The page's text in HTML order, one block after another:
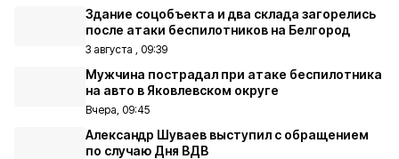
Здание соцобъекта и два склада загорелись
после атаки беспилотников на Белгород
3 августа , 09:39
Мужчина пострадал при атаке беспилотника
на авто в Яковлевском округе
Вчера, 09:45
Александр Шуваев выступил с обращением
по случаю Дня ВДВ